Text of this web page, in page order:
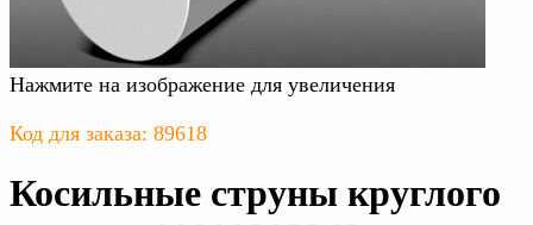
Нажмите на изображение для увеличения
Код для заказа: 89618
Косильные струны круглого